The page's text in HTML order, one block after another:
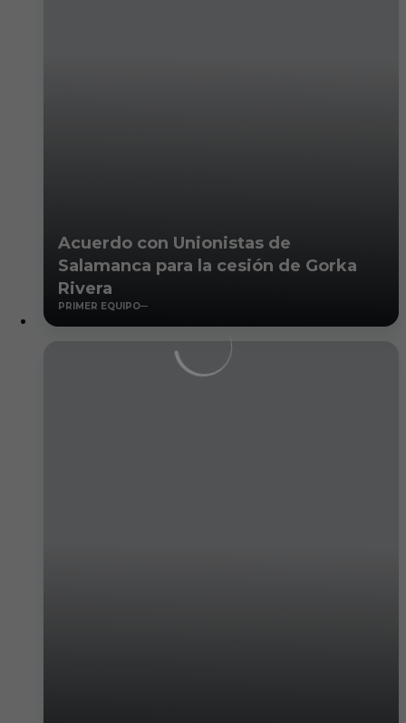
Acuerdo con Unionistas de
Salamanca para la cesión de Gorka
Rivera
PRIMER EQUIPO